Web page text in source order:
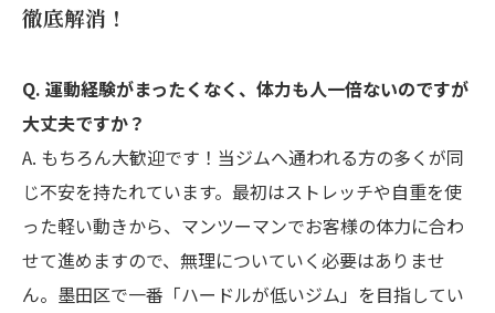
徹底解消！
Q. 運動経験がまったくなく、体力も人一倍ないのですが
大丈夫ですか？
A. もちろん大歓迎です！当ジムへ通われる方の多くが同
じ不安を持たれています。最初はストレッチや自重を使
った軽い動きから、マンツーマンでお客様の体力に合わ
せて進めますので、無理についていく必要はありませ
ん。墨田区で一番「ハードルが低いジム」を目指してい